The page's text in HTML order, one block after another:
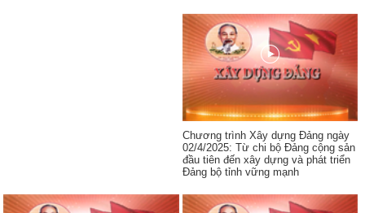
Chương trình Xây dựng Đảng ngày
02/4/2025: Từ chi bộ Đảng cộng sản
đầu tiên đến xây dựng và phát triển
Đảng bộ tỉnh vững mạnh